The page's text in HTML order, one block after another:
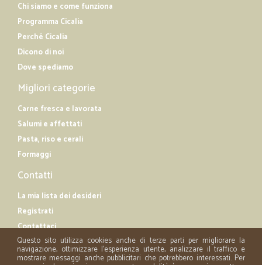
Chi siamo e come funziona
Programma Cicalia
Perché Cicalia
Dicono di noi
Dove spediamo
Migliori categorie
Carne fresca e lavorata
Salumi e affettati
Pasta, riso e cerali
Formaggi
Contatti
La mia lista dei desideri
Registrati
Contattaci
Questo sito utilizza cookies anche di terze parti per migliorare la
navigazione, ottimizzare l'esperienza utente, analizzare il traffico e
mostrare messaggi anche pubblicitari che potrebbero interessati. Per